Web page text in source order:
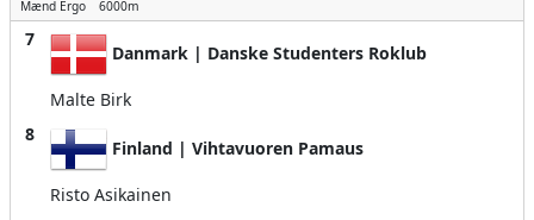
Mænd Ergo 6000m
7
Danmark | Danske Studenters Roklub
Malte Birk
8
Finland | Vihtavuoren Pamaus
Risto Asikainen